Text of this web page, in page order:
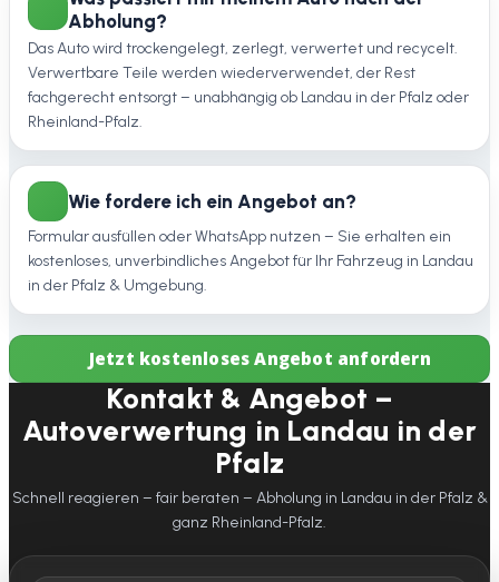
Abholung?
Das Auto wird trockengelegt, zerlegt, verwertet und recycelt.
Verwertbare Teile werden wiederverwendet, der Rest
fachgerecht entsorgt – unabhängig ob Landau in der Pfalz oder
Rheinland-Pfalz.
Wie fordere ich ein Angebot an?
Formular ausfüllen oder WhatsApp nutzen – Sie erhalten ein
kostenloses, unverbindliches Angebot für Ihr Fahrzeug in Landau
in der Pfalz & Umgebung.
Jetzt kostenloses Angebot anfordern
Kontakt & Angebot –
Autoverwertung in Landau in der
Pfalz
Schnell reagieren – fair beraten – Abholung in Landau in der Pfalz &
ganz Rheinland-Pfalz.